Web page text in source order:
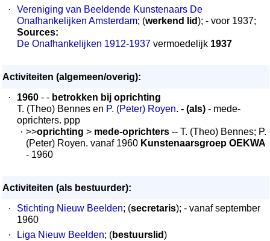
·
Vereniging van Beeldende Kunstenaars De
Onafhankelijken Amsterdam; (werkend lid); - voor 1937;
Sources:
De Onafhankelijken 1912-1937 vermoedelijk 1937
Activiteiten (algemeen/overig):
·
1960 - - betrokken bij oprichting
T. (Theo) Bennes en P. (Peter) Royen. - (als) - mede-
oprichters. ppp
· >>oprichting > mede-oprichters -- T. (Theo) Bennes; P.
(Peter) Royen. vanaf 1960 Kunstenaarsgroep OEKWA
- 1960
Activiteiten (als bestuurder):
·
Stichting Nieuw Beelden; (secretaris); - vanaf september
1960
·
Liga Nieuw Beelden; (bestuurslid)